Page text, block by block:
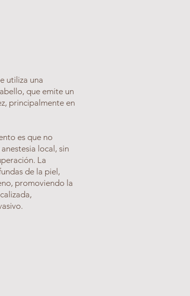
utiliza una
que emite un
principalmente en
es que no
local, sin
La
de la piel,
promoviendo la